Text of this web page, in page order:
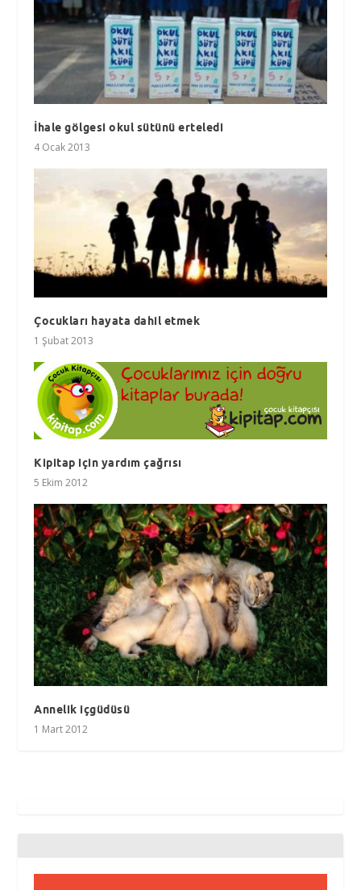
İhale gölgesi okul sütünü erteledi
4 Ocak 2013
Çocukları hayata dahil etmek
1 Şubat 2013
Kipitap için yardım çağrısı
5 Ekim 2012
Annelik içgüdüsü
1 Mart 2012